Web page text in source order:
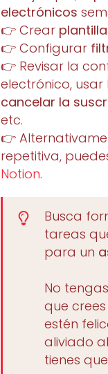
electrónicos
👉 Crear
👉 Configurar
👉 Revisar la
electrónico,
cancelar la
etc.
👉
repetitiva,
Notion.
Busca
tareas
para un
No
que
estén
aliviado al
tienes